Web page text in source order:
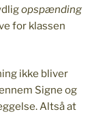
opspænding
for klassen
ikke bliver
Signe og
Altså at